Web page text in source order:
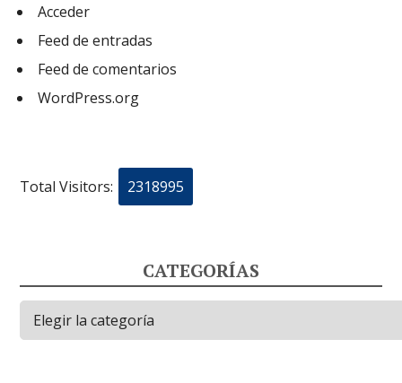
Acceder
Feed de entradas
Feed de comentarios
WordPress.org
Total Visitors: 2318995
CATEGORÍAS
Categorías